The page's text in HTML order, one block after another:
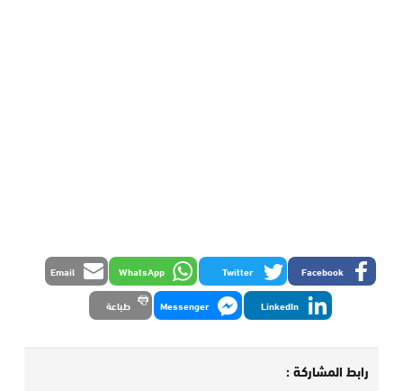
Facebook
Twitter
WhatsApp
Email
LinkedIn
Messenger طباعة
رابط المشاركة :